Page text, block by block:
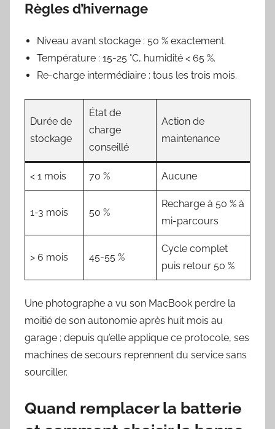
Règles d’hivernage
Niveau avant stockage : 50 % exactement.
Température : 15-25 °C, humidité < 65 %.
Re-charge intermédiaire : tous les trois mois.
Durée de
stockage
État de
charge
conseillé
Action de
maintenance
< 1 mois 70 % Aucune
1-3 mois 50 %
Recharge à 50 % à
mi-parcours
> 6 mois 45-55 %
Cycle complet
puis retour 50 %
Une photographe a vu son MacBook perdre la
moitié de son autonomie après huit mois au
garage ; depuis qu’elle applique ce protocole, ses
machines de secours reprennent du service sans
sourciller.
Quand remplacer la batterie